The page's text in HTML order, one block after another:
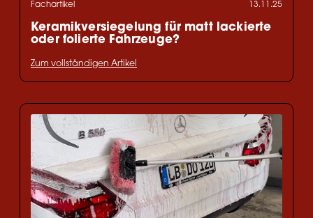
Fachartikel 13.11.25
Keramikversiegelung für matt lackierte
oder folierte Fahrzeuge?
Zum vollständigen Artikel